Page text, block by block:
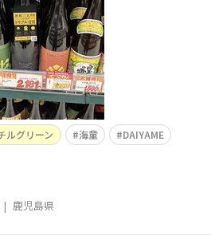
ルグリーン 海童
DAIYAME
| 鹿児島県